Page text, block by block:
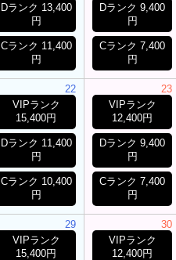
Dランク 13,400
円
Cランク 11,400
円
Dランク 9,400
円
Cランク 7,400
円
22
VIPランク
15,400円
Dランク 11,400
円
Cランク 10,400
円
23
VIPランク
12,400円
Dランク 9,400
円
Cランク 7,400
円
29
VIPランク
15,400円
30
VIPランク
12,400円